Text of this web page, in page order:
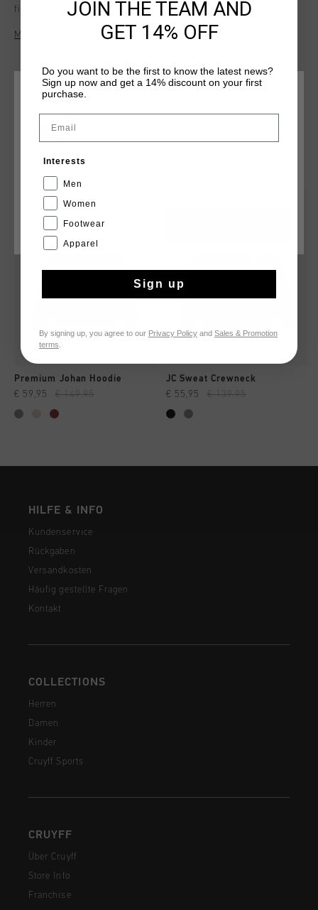
fit for ultimate comfort. It features a "Ballon D'Or" patch
detail on the left sleeve and white Johan Cruyff logo on the
chest. With ribbed collar and hem, it combines luxury and
Mehr Informationen
DAS KÖNNTE IHNEN AUCH GEFALLEN
Premium Johan Hoodie
€ 59,95 € 149,95
JC Sweat Crewneck
€ 55,95 € 139,95
HILFE & INFO
Kundenservice
Rückgaben
Versandkosten
Häufig gestellte Fragen
Kontakt
COLLECTIONS
Herren
Damen
Kinder
Cruyff Sports
CRUYFF
Über Cruyff
Store Info
Franchise
WÄHLEN SIE IHREN STANDORT UND IHRE SPRACHE
CANCEL
JOIN THE TEAM AND
GET 14% OFF
Do you want to be the first to know the latest news?
Sign up now and get a 14% discount on your first
purchase.
Email
Interests
Men
Women
Footwear
Apparel
Sign up
By signing up, you agree to our Privacy Policy and Sales & Promotion
terms